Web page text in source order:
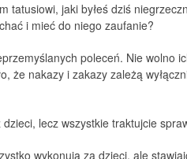
tatusiowi, jaki byłeś dziś
i mieć do niego zaufanie?
poleceń. Nie wolno
że nakazy i zakazy zależą
lecz wszystkie traktujcie
wykonują za dzieci, ale